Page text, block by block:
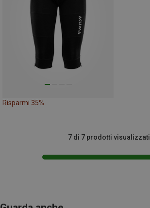
Risparmi 35%
7 di 7 prodotti visualizzati